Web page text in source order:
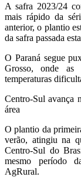
A safra 2023/24
mais rápido da
anterior, o plantio
da safra passada
O Paraná segue
Grosso, onde as
temperaturas
Centro-Sul avança
área
O plantio da
verão, atingiu na
Centro-Sul do
mesmo período
AgRural.